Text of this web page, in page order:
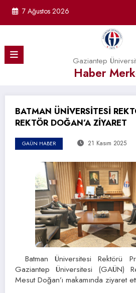
7 Ağustos 2026
Gaziantep
Haber
BATMAN ÜNİVERSİTESİ
REKTÖR DOĞAN’A ZİYARET
GAÜN HABER 21 Kasım 2025
Batman Üniversitesi Rektörü
Gaziantep Üniversitesi (GAÜN)
Mesut Doğan’ı makamında ziyaret